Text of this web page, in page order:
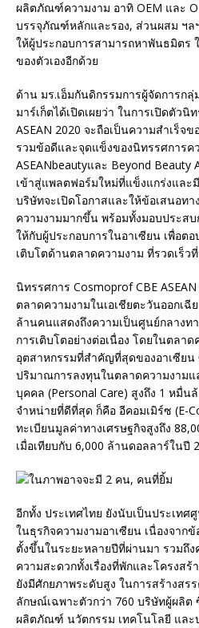
ผลิตภัณฑ์ความงาม อาทิ OEM และ
บรรจุภัณฑ์หลักและรอง, ส่วนผสม ฯล
ให้ผู้ประกอบการสามารถหาพันธมิตร
ของตัวเองอีกด้วย
ด้าน มร.เอ็มกันดิกรรมการผู้จัดการก
มาร์เก็ตได้เปิดเผยว่า ในการเปิดตัวนิ
ASEAN 2020 จะถือเป็นความสำเร็จ
รวมข้อดีและจุดแข็งของนิทรรศการค
ASEANbeautyและ Beyond Beauty
เข้าสู่แพลตฟอร์มใหม่ที่แข็งแกร่งแล
บริษัทจะเปิดโอกาสและให้ข้อเสนอท
ความงามมากขึ้น พร้อมทั้งมอบประส
ให้กับผู้ประกอบการในอาเซียน เพื่อต
เติบโตด้านตลาดความงาม ที่รวดเร็
นิทรรศการ Cosmoprof CBE
ตลาดความงามในเอเชียตะวันออกเฉี
ล้านคนแสดงถึงความเป็นศูนย์กลางท
การเติบโตอย่างต่อเนื่อง โดยในตลา
อุตสาหกรรมที่สำคัญที่สุดของอาเซียน
ปริมาณการลงทุนในตลาดความงาม
บุคคล (Personal Care) สูงถึง 1 หมื่น
จำหน่ายที่ดีที่สุด ก็คือ อีคอมเมิร์ซ (E-
ทะเบียนมูลค่าทางเศรษฐกิจสูงถึง
เมื่อเทียบกับ 6,000 ล้านดอลลาร์ในปี
อีกทั้ง ประเทศไทย ยังนับเป็นประเท
ในธุรกิจความงามอาเซียน เนื่องจาก
ตั้งขึ้นในระยะหลายปีที่ผ่านมา รวมถึ
ความสะดวกทั้งเรื่องที่พักและโครงส
ยังมีศักยภาพระดับสูง ในการสร้างส
ลักษณ์เฉพาะตัวกว่า 760 บริษัทผู้ผลิต
ผลิตภัณฑ์ นวัตกรรม เทคโนโลยี แล